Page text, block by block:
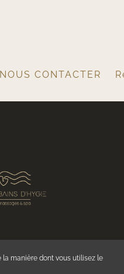
la manière dont vous utilisez le
NOUS CONTACTER